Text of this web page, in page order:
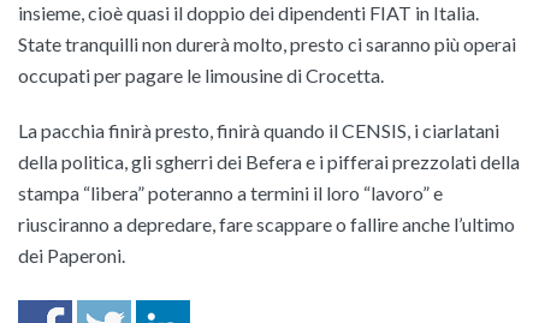
insieme, cioè quasi il doppio dei dipendenti FIAT in Italia.
State tranquilli non durerà molto, presto ci saranno più operai
occupati per pagare le limousine di Crocetta.
La pacchia finirà presto, finirà quando il CENSIS, i ciarlatani
della politica, gli sgherri dei Befera e i pifferai prezzolati della
stampa “libera” poteranno a termini il loro “lavoro” e
riusciranno a depredare, fare scappare o fallire anche l’ultimo
dei Paperoni.